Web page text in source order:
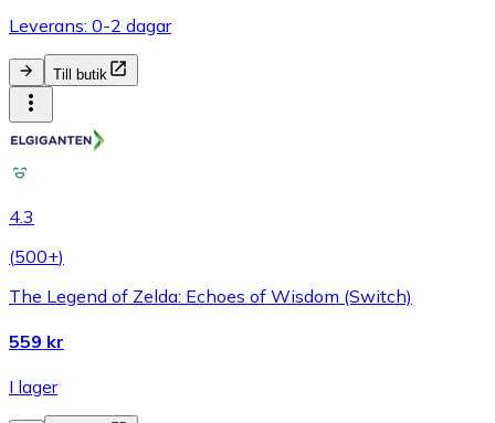
Leverans: 0-2 dagar
Till butik
4.3
(500+)
The Legend of Zelda: Echoes of Wisdom (Switch)
559 kr
I lager